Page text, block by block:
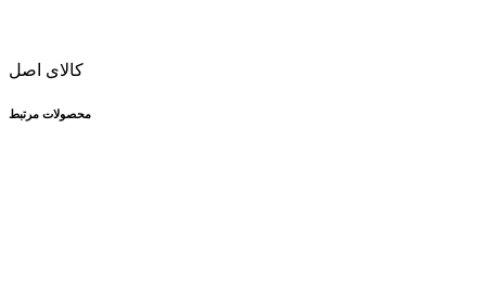
کالای اصل
محصولات مرتبط